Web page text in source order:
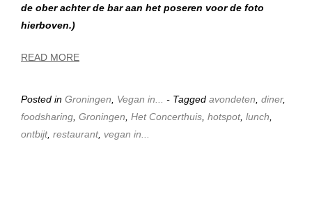
de ober achter de bar aan het poseren voor de foto
hierboven.)
READ MORE
Posted in Groningen Vegan in... - Tagged avondeten diner,
foodsharing Groningen Het Concerthuis hotspot, lunch
ontbijt, restaurant, vegan in...